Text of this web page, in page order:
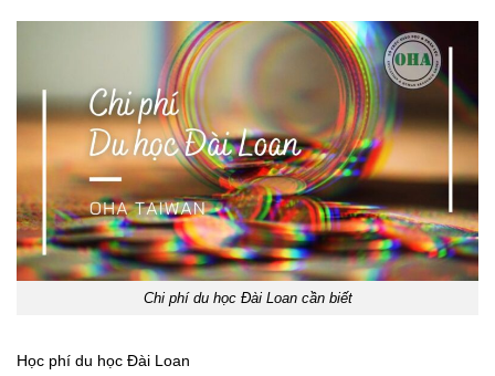
Chi phí du học Đài Loan cần biết
Học phí du học Đài Loan